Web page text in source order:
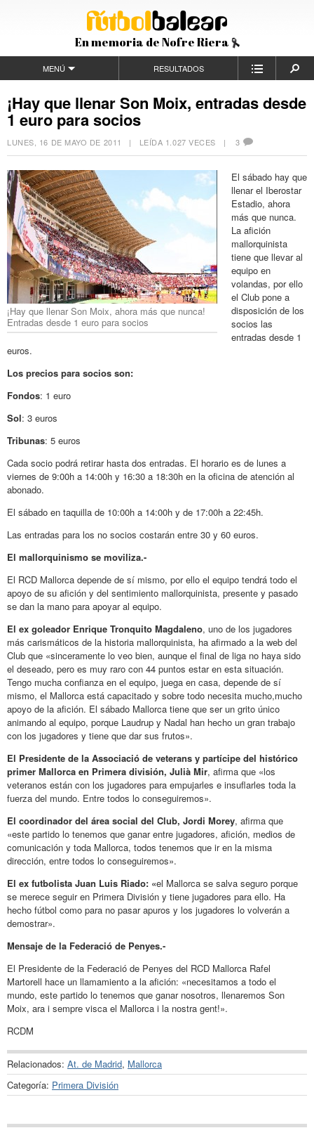
En memoria de Nofre Riera
MENÚ RESULTADOS
¡Hay que llenar Son Moix, entradas desde
1 euro para socios
LUNES, 16 DE MAYO DE 2011 | LEÍDA 1.027 VECES |3
¡Hay que llenar Son Moix, ahora más que nunca!
Entradas desde 1 euro para socios
El sábado hay que
llenar el Iberostar
Estadio, ahora
más que nunca.
La afición
mallorquinista
tiene que llevar al
equipo en
volandas, por ello
el Club pone a
disposición de los
socios las
entradas desde 1
euros.
Los precios para socios son:
Fondos: 1 euro
Sol: 3 euros
Tribunas: 5 euros
Cada socio podrá retirar hasta dos entradas. El horario es de lunes a
viernes de 9:00h a 14:00h y 16:30 a 18:30h en la oficina de atención al
abonado.
El sábado en taquilla de 10:00h a 14:00h y de 17:00h a 22:45h.
Las entradas para los no socios costarán entre 30 y 60 euros.
El mallorquinismo se moviliza.-
El RCD Mallorca depende de sí mismo, por ello el equipo tendrá todo el
apoyo de su afición y del sentimiento mallorquinista, presente y pasado
se dan la mano para apoyar al equipo.
El ex goleador Enrique Tronquito Magdaleno, uno de los jugadores
más carismáticos de la historia mallorquinista, ha afirmado a la web del
Club que «sinceramente lo veo bien, aunque el final de liga no haya sido
el deseado, pero es muy raro con 44 puntos estar en esta situación.
Tengo mucha confianza en el equipo, juega en casa, depende de sí
mismo, el Mallorca está capacitado y sobre todo necesita mucho,mucho
apoyo de la afición. El sábado Mallorca tiene que ser un grito único
animando al equipo, porque Laudrup y Nadal han hecho un gran trabajo
con los jugadores y tiene que dar sus frutos».
El Presidente de la Associació de veterans y partícipe del histórico
primer Mallorca en Primera división, Julià Mir, afirma que «los
veteranos están con los jugadores para empujarles e insuflarles toda la
fuerza del mundo. Entre todos lo conseguiremos».
El coordinador del área social del Club, Jordi Morey, afirma que
«este partido lo tenemos que ganar entre jugadores, afición, medios de
comunicación y toda Mallorca, todos tenemos que ir en la misma
dirección, entre todos lo conseguiremos».
El ex futbolista Juan Luis Riado: «el Mallorca se salva seguro porque
se merece seguir en Primera División y tiene jugadores para ello. Ha
hecho fútbol como para no pasar apuros y los jugadores lo volverán a
demostrar».
Mensaje de la Federació de Penyes.-
El Presidente de la Federació de Penyes del RCD Mallorca Rafel
Martorell hace un llamamiento a la afición: «necesitamos a todo el
mundo, este partido lo tenemos que ganar nosotros, llenaremos Son
Moix, ara i sempre visca el Mallorca i la nostra gent!».
RCDM
Relacionados: At. de Madrid, Mallorca
Categoría: Primera División